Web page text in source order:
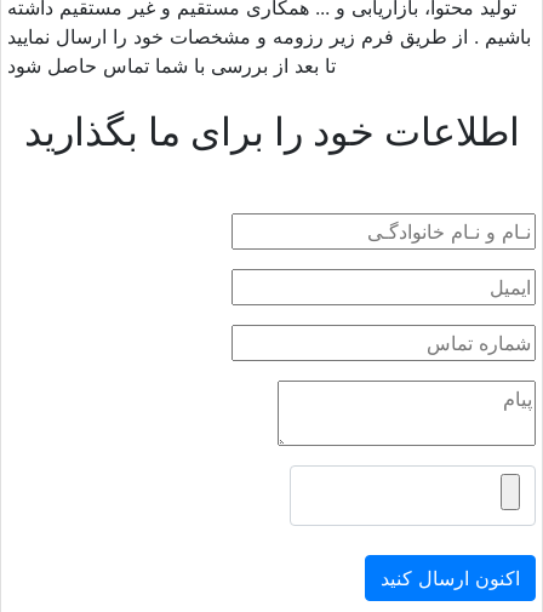
تولید محتوا، بازاریابی و ... همکاری مستقیم و غیر مستقیم داشته
باشیم . از طریق فرم زیر رزومه و مشخصات خود را ارسال نمایید
تا بعد از بررسی با شما تماس حاصل شود
اطلاعات خود را برای ما بگذارید
اکنون ارسال کنید